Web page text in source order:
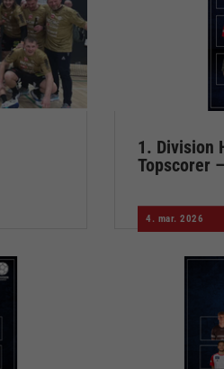
1. Division
Topscorer
4. mar. 2026